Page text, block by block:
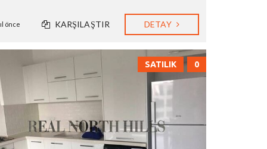
önce KARŞILAŞTIR DETAY
0
SATILIK